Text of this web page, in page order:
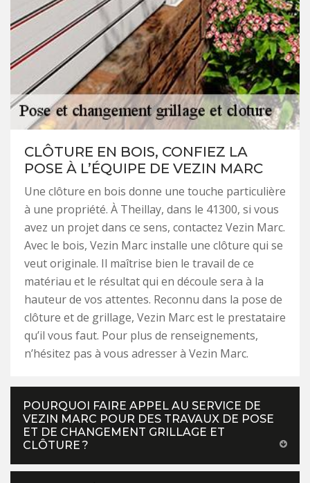
CLÔTURE EN BOIS, CONFIEZ LA
POSE À L’ÉQUIPE DE VEZIN MARC
Une clôture en bois donne une touche particulière
à une propriété. À Theillay, dans le 41300, si vous
avez un projet dans ce sens, contactez Vezin Marc.
Avec le bois, Vezin Marc installe une clôture qui se
veut originale. Il maîtrise bien le travail de ce
matériau et le résultat qui en découle sera à la
hauteur de vos attentes. Reconnu dans la pose de
clôture et de grillage, Vezin Marc est le prestataire
qu’il vous faut. Pour plus de renseignements,
n’hésitez pas à vous adresser à Vezin Marc.
POURQUOI FAIRE APPEL AU SERVICE DE
VEZIN MARC POUR DES TRAVAUX DE POSE
ET DE CHANGEMENT GRILLAGE ET
CLÔTURE ?